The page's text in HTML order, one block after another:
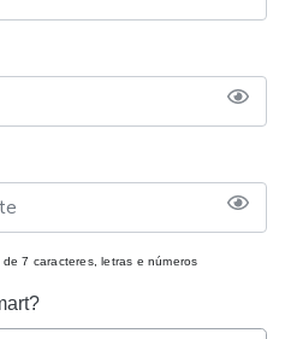
7 caracteres, letras e números